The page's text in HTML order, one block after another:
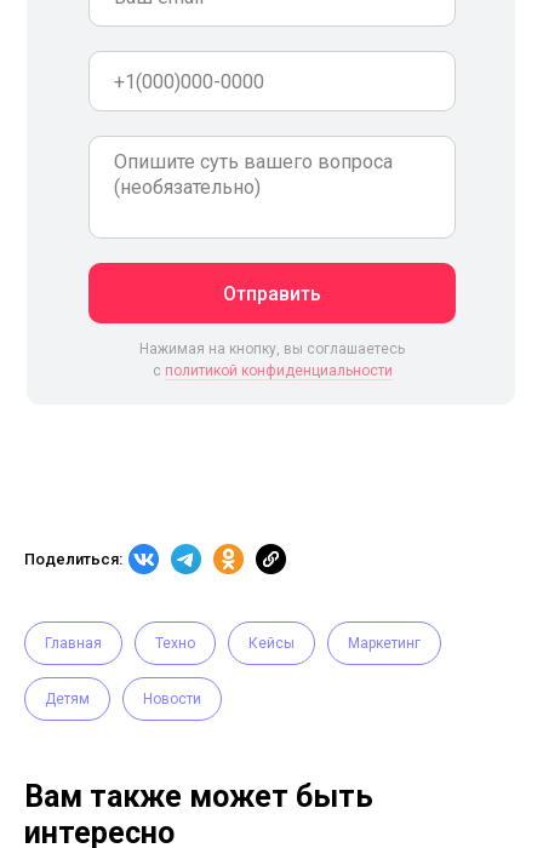
Отправить
Нажимая на кнопку, вы соглашаетесь
c политикой конфиденциальности
Поделиться:
Главная Техно Кейсы Маркетинг
Детям Новости
Вам также может быть
интересно